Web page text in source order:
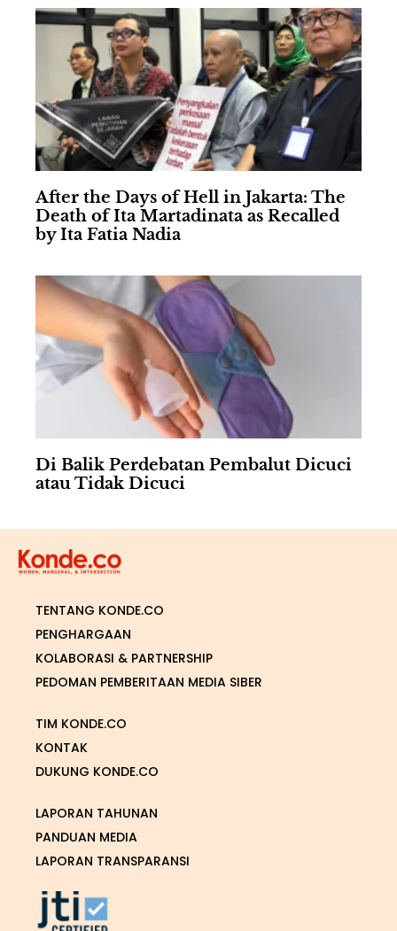
After the Days of Hell in Jakarta: The
Death of Ita Martadinata as Recalled
by Ita Fatia Nadia
Di Balik Perdebatan Pembalut Dicuci
atau Tidak Dicuci
TENTANG KONDE.CO
PENGHARGAAN
KOLABORASI & PARTNERSHIP
PEDOMAN PEMBERITAAN MEDIA SIBER
TIM KONDE.CO
KONTAK
DUKUNG KONDE.CO
LAPORAN TAHUNAN
PANDUAN MEDIA
LAPORAN TRANSPARANSI